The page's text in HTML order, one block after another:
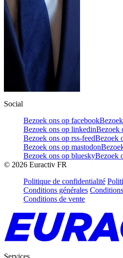
Social
Bezoek ons op facebook
Bezoek ons op linkedinBezoek
Bezoek ons op rss-feedBezoek
Bezoek ons op mastodon
Bezoek ons op blueskyBezoek
© 2026 Euractiv FR
Politique de confidentialité
Conditions générales
Conditions de vente
Services